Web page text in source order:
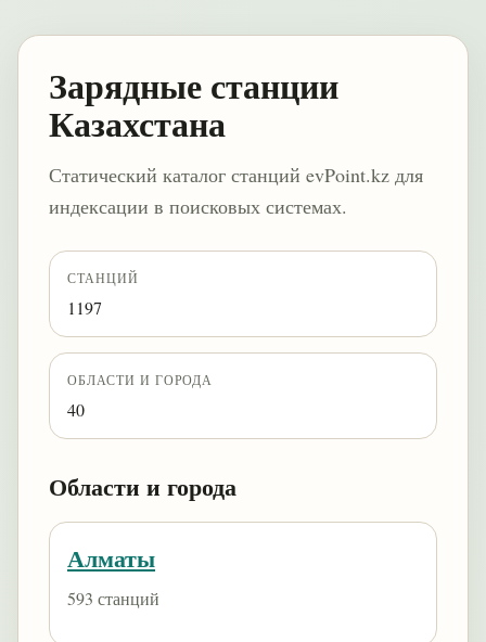
Зарядные станции
Казахстана
Статический каталог станций evPoint.kz для
индексации в поисковых системах.
СТАНЦИЙ
1197
ОБЛАСТИ И ГОРОДА
40
Области и города
Алматы
593 станций